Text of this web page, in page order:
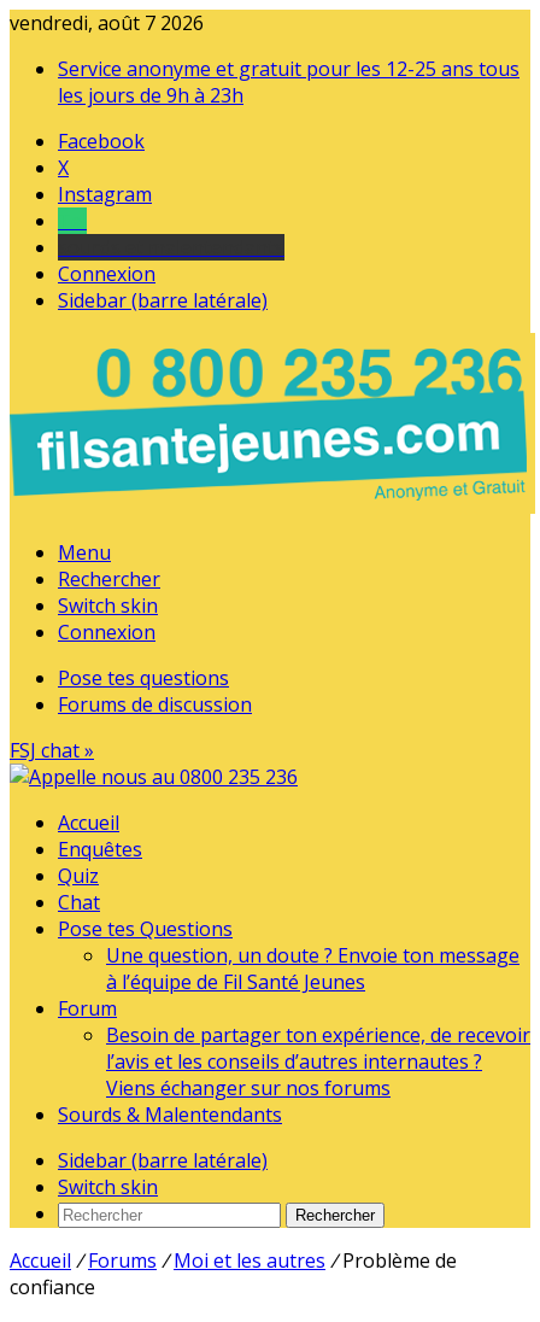
vendredi, août 7 2026
Service anonyme et gratuit pour les 12-25 ans tous
les jours de 9h à 23h
Facebook
X
Instagram
Connexion
Sidebar (barre latérale)
Menu
Rechercher
Switch skin
Connexion
Pose tes questions
Forums de discussion
FSJ chat »
Accueil
Enquêtes
Quiz
Chat
Pose tes Questions
Une question, un doute ? Envoie ton message
à l’équipe de Fil Santé Jeunes
Forum
Besoin de partager ton expérience, de recevoir
l’avis et les conseils d’autres internautes ?
Viens échanger sur nos forums
Sourds & Malentendants
Sidebar (barre latérale)
Switch skin
Rechercher
Accueil / Forums / Moi et les autres / Problème de
confiance